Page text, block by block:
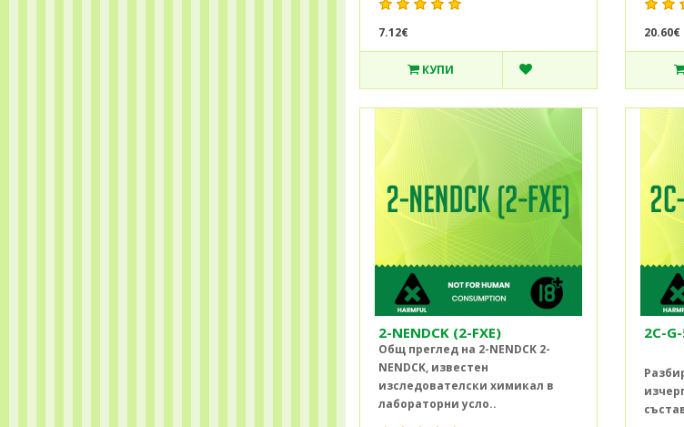
7.12€
КУПИ
20.60€
2-NENDCK (2-FXE)
Общ преглед на 2-NENDCK 2-
NENDCK, известен
изследователски химикал в
лабораторни усло..
2C-